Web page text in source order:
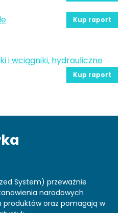
Kup raport
i wciągniki, hydrauliczne
Kup raport
System) przeważnie
narodowych
oraz pomagają w